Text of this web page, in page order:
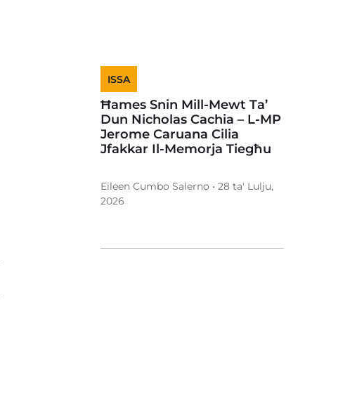
ISSA
Ħames Snin Mill-Mewt Ta’
Dun Nicholas Cachia – L-MP
Jerome Caruana Cilia
Jfakkar Il-Memorja Tiegħu
Eileen Cumbo Salerno • 28 ta' Lulju,
2026